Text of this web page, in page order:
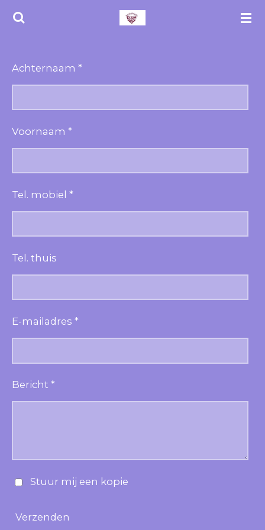
Ga
de
hoofdinhoud
Achternaam *
Voornaam *
Tel. mobiel *
Tel. thuis
E-mailadres *
Bericht *
Stuur mij een kopie
Verzenden